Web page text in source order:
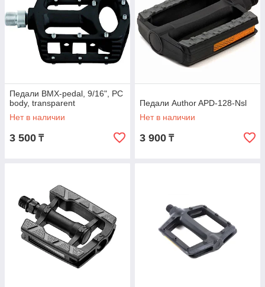
Педали BMX-pedal, 9/16", PC
body, transparent
Нет в наличии
3 500 ₸
Педали Author APD-128-Nsl
Нет в наличии
3 900 ₸